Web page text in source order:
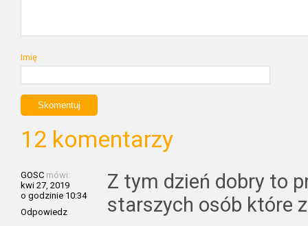
Imię
12 komentarzy
GOSC mówi:
kwi 27, 2019
o godzinie 10:34
Odpowiedz
Z tym dzień dobry to
starszych osób które